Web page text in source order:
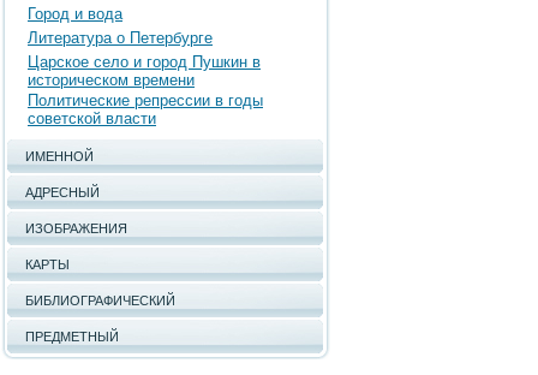
Город и вода
Литература о Петербурге
Царское село и город Пушкин в
историческом времени
Политические репрессии в годы
советской власти
ИМЕННОЙ
АДРЕСНЫЙ
ИЗОБРАЖЕНИЯ
КАРТЫ
БИБЛИОГРАФИЧЕСКИЙ
ПРЕДМЕТНЫЙ